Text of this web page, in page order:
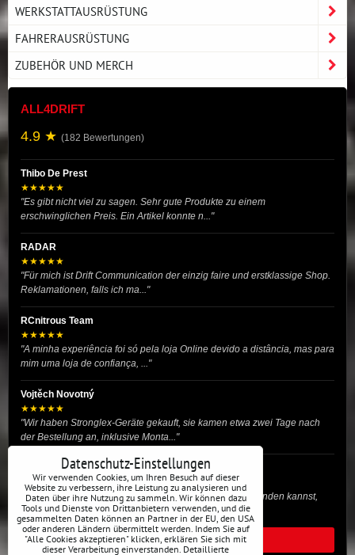
WERKSTATTAUSRÜSTUNG
FAHRERAUSRÜSTUNG
ZUBEHÖR UND MERCH
ALL4DRIFT
4.9 ★ (182 Bewertungen)
Thibo De Prest
★★★★★
"Es gibt nicht viel zu sagen. Sehr gute Produkte zu einem
erschwinglichen Preis. Ein Artikel konnte n..."
RADAR
★★★★★
"Für mich ist Drift Communication der einzig faire und erstklassige Shop.
Reklamationen, falls ich ma..."
RCnitrous Team
★★★★★
"A minha experiência foi só pela loja Online devido a distância, mas para
mim uma loja de confiança, ..."
Vojtěch Novotný
★★★★★
"Wir haben Stronglex-Geräte gekauft, sie kamen etwa zwei Tage nach
der Bestellung an, inklusive Monta..."
josef helmich
★★★★★
"Hier gibt es viele Dinge, die du für dein Drift-Auto verwenden kannst,
egal ob Profi oder für die St..."
ALLE BEWERTUNGEN
Datenschutz-Einstellungen
Wir verwenden Cookies, um Ihren Besuch auf dieser
Website zu verbessern, ihre Leistung zu analysieren und
Daten über ihre Nutzung zu sammeln. Wir können dazu
Tools und Dienste von Drittanbietern verwenden, und die
gesammelten Daten können an Partner in der EU, den USA
oder anderen Ländern übermittelt werden. Indem Sie auf
"Alle Cookies akzeptieren" klicken, erklären Sie sich mit
dieser Verarbeitung einverstanden. Detaillierte